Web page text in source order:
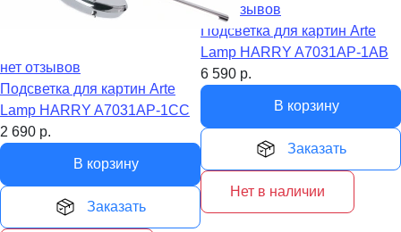
нет отзывов
Подсветка для картин Arte
Lamp HARRY A7031AP-1CC
2 690 р.
В корзину
Заказать
нет отзывов
Подсветка для картин Arte
Lamp HARRY A7031AP-1AB
6 590 р.
В корзину
Заказать
Нет в наличии